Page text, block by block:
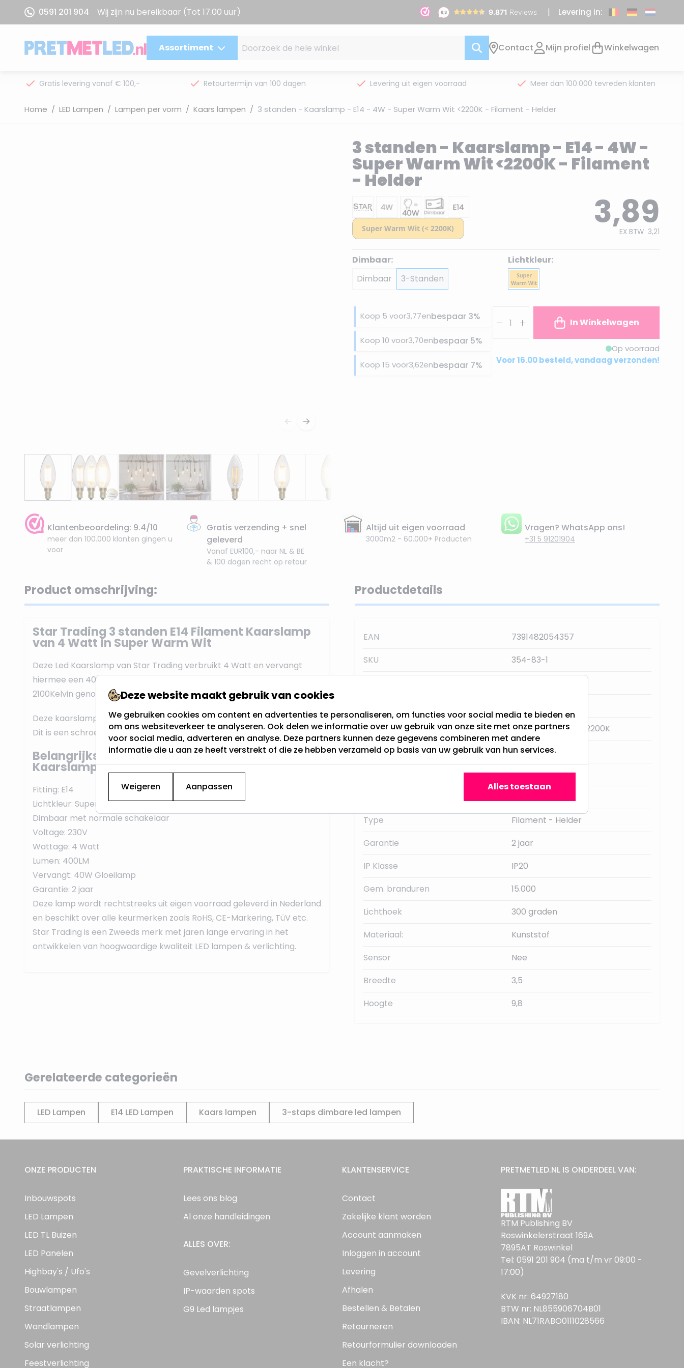
Ga naar de inhoud
0591 201 904 Wij zijn nu bereikbaar (Tot 17.00 uur) Levering in:
Assortiment Contact Mijn profiel Winkelwagen
Gratis levering vanaf € 100,- Retourtermijn van 100 dagen Levering uit eigen voorraad Meer dan 100.000 tevreden klanten
Home / LED Lampen / Lampen per vorm / Kaars lampen / 3 standen - Kaarslamp - E14 - 4W - Super Warm Wit <2200K - Filament - Helder
3 standen - Kaarslamp - E14 - 4W -
Super Warm Wit <2200K - Filament
- Helder
3,89
EX BTW 3,21
Dimbaar:
Dimbaar
3-Standen
Lichtkleur:
Koop 5 voor3,77enbespaar 3%
Koop 10 voor3,70enbespaar 5%
Koop 15 voor3,62enbespaar 7%
In Winkelwagen
Op voorraad
Voor 16.00 besteld, vandaag verzonden!
Klantenbeoordeling: 9.4/10
meer dan 100.000 klanten gingen u
voor
Gratis verzending + snel
geleverd
Vanaf EUR100,- naar NL & BE
& 100 dagen recht op retour
Altijd uit eigen voorraad
3000m2 - 60.000+ Producten
Vragen? WhatsApp ons!
+31 5 91201904
Product omschrijving:
Star Trading 3 standen E14 Filament Kaarslamp
van 4 Watt in Super Warm Wit
Deze Led Kaarslamp van Star Trading verbruikt 4 Watt en vervangt
hiermee een 40W Gloeilamp. De lichtkleur is Super Warm Wit, ook wel
2100Kelvin genoemd.
Deze kaarslamp heeft een E14 fitting, vaak een kleine fitting genoemd.
Dit is een schroeffitting die standaard werkt op 230Volt.
Belangrijkste eigenschappen van deze E14 LED
Kaarslamp:
Fitting: E14
Lichtkleur: Super Warm Wit <2200K
Dimbaar met normale schakelaar
Voltage: 230V
Wattage: 4 Watt
Lumen: 400LM
Vervangt: 40W Gloeilamp
Garantie: 2 jaar
Deze lamp wordt rechtstreeks uit eigen voorraad geleverd in Nederland
en beschikt over alle keurmerken zoals RoHS, CE-Markering, TüV etc.
Star Trading is een Zweeds merk met jaren lange ervaring in het
ontwikkelen van hoogwaardige kwaliteit LED lampen & verlichting.
Productdetails
EAN
7391482054357
SKU
354-83-1
Lichtkleur
Super Warm Wit - 2200K
Dimbaar
Ja, met schakelaar
Star Trading
Type
Filament - Helder
Garantie
2 jaar
IP Klasse
IP20
Gem. branduren
15.000
Lichthoek
300 graden
Materiaal:
Kunststof
Sensor
Nee
Breedte
3,5
Hoogte
9,8
Gerelateerde categorieën
LED Lampen E14 LED Lampen Kaars lampen 3-staps dimbare led lampen
ONZE PRODUCTEN
Inbouwspots
LED Lampen
LED TL Buizen
LED Panelen
Highbay's / Ufo's
Bouwlampen
Straatlampen
Wandlampen
Solar verlichting
Feestverlichting
PRAKTISCHE INFORMATIE
Lees ons blog
Al onze handleidingen
ALLES OVER:
Gevelverlichting
IP-waarden spots
G9 Led lampjes
KLANTENSERVICE
Contact
Zakelijke klant worden
Account aanmaken
Inloggen in account
Levering
Afhalen
Bestellen & Betalen
Retourneren
Retourformulier downloaden
Een klacht?
PRETMETLED.NL IS ONDERDEEL VAN:
RTM Publishing BV
Roswinkelerstraat 169A
7895AT Roswinkel
Tel: 0591 201 904 (ma t/m vr 09:00 -
17:00)
KVK nr: 64927180
BTW nr: NL855906704B01
IBAN: NL71RABO0111028566
Deze website maakt gebruik van cookies
We gebruiken cookies om content en advertenties te personaliseren, om functies voor social media te bieden en
om ons websiteverkeer te analyseren. Ook delen we informatie over uw gebruik van onze site met onze partners
voor social media, adverteren en analyse. Deze partners kunnen deze gegevens combineren met andere
informatie die u aan ze heeft verstrekt of die ze hebben verzameld op basis van uw gebruik van hun services.
Weigeren Aanpassen Alles toestaan